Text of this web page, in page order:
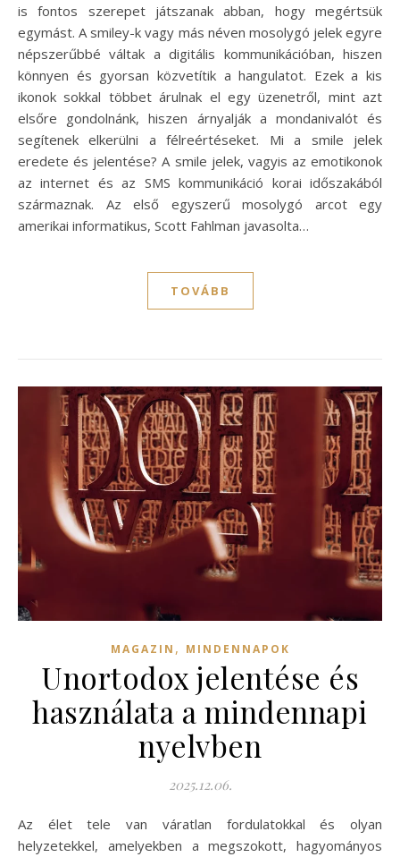
is fontos szerepet játszanak abban, hogy megértsük
egymást. A smiley-k vagy más néven mosolygó jelek egyre
népszerűbbé váltak a digitális kommunikációban, hiszen
könnyen és gyorsan közvetítik a hangulatot. Ezek a kis
ikonok sokkal többet árulnak el egy üzenetről, mint azt
elsőre gondolnánk, hiszen árnyalják a mondanivalót és
segítenek elkerülni a félreértéseket. Mi a smile jelek
eredete és jelentése? A smile jelek, vagyis az emotikonok
az internet és az SMS kommunikáció korai időszakából
származnak. Az első egyszerű mosolygó arcot egy
amerikai informatikus, Scott Fahlman javasolta…
TOVÁBB
MAGAZIN , MINDENNAPOK
Unortodox jelentése és
használata a mindennapi
nyelvben
2025.12.06.
Az élet tele van váratlan fordulatokkal és olyan
helyzetekkel, amelyekben a megszokott, hagyományos